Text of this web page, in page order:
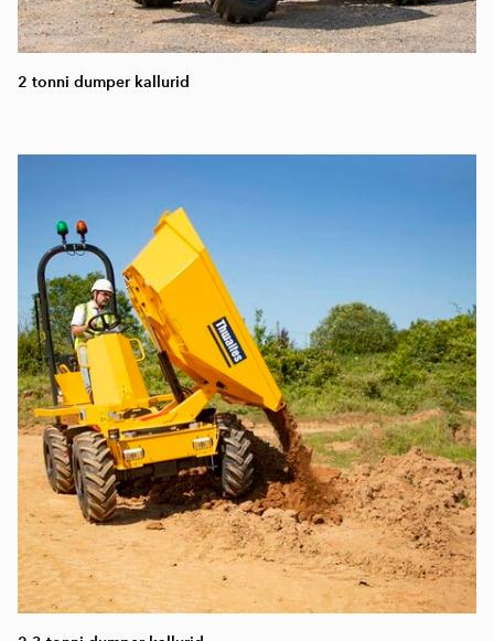
2 tonni dumper kallurid